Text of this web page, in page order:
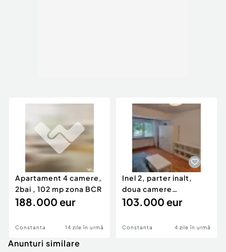
Apartament 4 camere,
2bai , 102 mp zona BCR
188.000 eur
Constanta 14 zile în urmă
Inel 2, parter inalt,
doua camere
decomandate.
103.000 eur
Constanta 4 zile în urmă
Anunturi similare